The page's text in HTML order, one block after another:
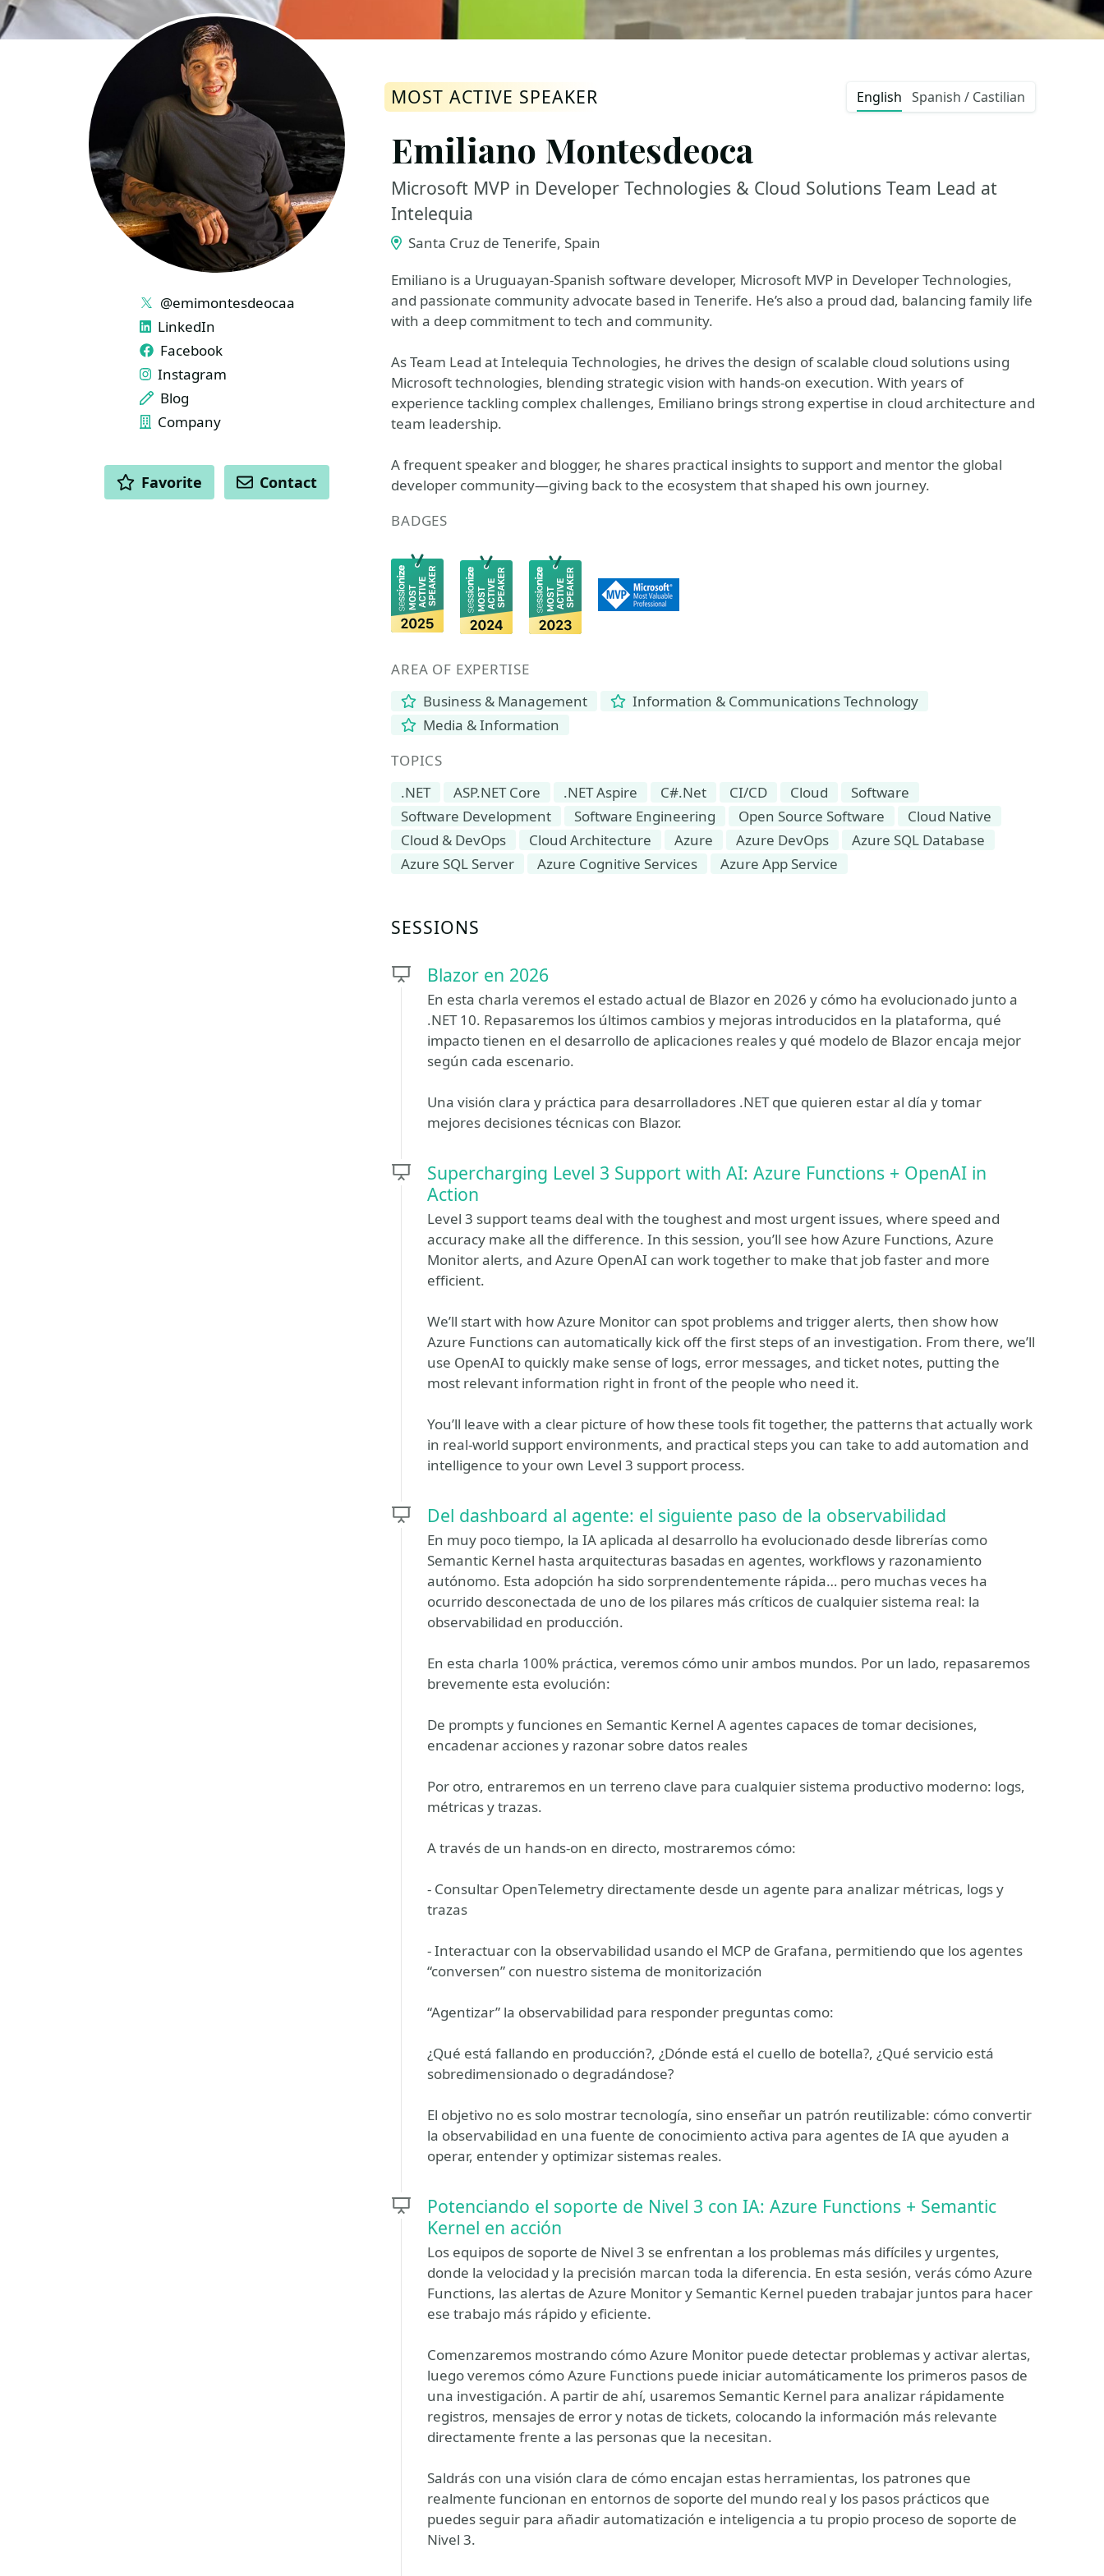
MOST ACTIVE SPEAKER English Spanish / Castilian
Emiliano Montesdeoca
Microsoft MVP in Developer Technologies & Cloud Solutions Team Lead at
Intelequia
Santa Cruz de Tenerife, Spain
Emiliano is a Uruguayan-Spanish software developer, Microsoft MVP in Developer Technologies,
and passionate community advocate based in Tenerife. He’s also a proud dad, balancing family life
with a deep commitment to tech and community.
As Team Lead at Intelequia Technologies, he drives the design of scalable cloud solutions using
Microsoft technologies, blending strategic vision with hands-on execution. With years of
experience tackling complex challenges, Emiliano brings strong expertise in cloud architecture and
team leadership.
A frequent speaker and blogger, he shares practical insights to support and mentor the global
developer community—giving back to the ecosystem that shaped his own journey.
BADGES
AREA OF EXPERTISE
Business & Management
Information & Communications Technology
Media & Information
TOPICS
.NET
ASP.NET Core .NET Aspire C#.Net CI/CD Cloud
Software
Software Development
Software Engineering Open Source Software
Cloud Native
Cloud & DevOps
Cloud Architecture Azure Azure DevOps
Azure SQL Database
Azure SQL Server
Azure Cognitive Services Azure App Service
SESSIONS
Blazor en 2026
En esta charla veremos el estado actual de Blazor en 2026 y cómo ha evolucionado junto a
.NET 10. Repasaremos los últimos cambios y mejoras introducidos en la plataforma, qué
impacto tienen en el desarrollo de aplicaciones reales y qué modelo de Blazor encaja mejor
según cada escenario.
Una visión clara y práctica para desarrolladores .NET que quieren estar al día y tomar
mejores decisiones técnicas con Blazor.
Supercharging Level 3 Support with AI: Azure Functions + OpenAI in
Action
Level 3 support teams deal with the toughest and most urgent issues, where speed and
accuracy make all the difference. In this session, you’ll see how Azure Functions, Azure
Monitor alerts, and Azure OpenAI can work together to make that job faster and more
efficient.
We’ll start with how Azure Monitor can spot problems and trigger alerts, then show how
Azure Functions can automatically kick off the first steps of an investigation. From there, we’ll
use OpenAI to quickly make sense of logs, error messages, and ticket notes, putting the
most relevant information right in front of the people who need it.
You’ll leave with a clear picture of how these tools fit together, the patterns that actually work
in real-world support environments, and practical steps you can take to add automation and
intelligence to your own Level 3 support process.
Del dashboard al agente: el siguiente paso de la observabilidad
En muy poco tiempo, la IA aplicada al desarrollo ha evolucionado desde librerías como
Semantic Kernel hasta arquitecturas basadas en agentes, workflows y razonamiento
autónomo. Esta adopción ha sido sorprendentemente rápida… pero muchas veces ha
ocurrido desconectada de uno de los pilares más críticos de cualquier sistema real: la
observabilidad en producción.
En esta charla 100% práctica, veremos cómo unir ambos mundos. Por un lado, repasaremos
brevemente esta evolución:
De prompts y funciones en Semantic Kernel A agentes capaces de tomar decisiones,
encadenar acciones y razonar sobre datos reales
Por otro, entraremos en un terreno clave para cualquier sistema productivo moderno: logs,
métricas y trazas.
A través de un hands-on en directo, mostraremos cómo:
- Consultar OpenTelemetry directamente desde un agente para analizar métricas, logs y
trazas
- Interactuar con la observabilidad usando el MCP de Grafana, permitiendo que los agentes
“conversen” con nuestro sistema de monitorización
“Agentizar” la observabilidad para responder preguntas como:
¿Qué está fallando en producción?, ¿Dónde está el cuello de botella?, ¿Qué servicio está
sobredimensionado o degradándose?
El objetivo no es solo mostrar tecnología, sino enseñar un patrón reutilizable: cómo convertir
la observabilidad en una fuente de conocimiento activa para agentes de IA que ayuden a
operar, entender y optimizar sistemas reales.
Potenciando el soporte de Nivel 3 con IA: Azure Functions + Semantic
Kernel en acción
Los equipos de soporte de Nivel 3 se enfrentan a los problemas más difíciles y urgentes,
donde la velocidad y la precisión marcan toda la diferencia. En esta sesión, verás cómo Azure
Functions, las alertas de Azure Monitor y Semantic Kernel pueden trabajar juntos para hacer
ese trabajo más rápido y eficiente.
Comenzaremos mostrando cómo Azure Monitor puede detectar problemas y activar alertas,
luego veremos cómo Azure Functions puede iniciar automáticamente los primeros pasos de
una investigación. A partir de ahí, usaremos Semantic Kernel para analizar rápidamente
registros, mensajes de error y notas de tickets, colocando la información más relevante
directamente frente a las personas que la necesitan.
Saldrás con una visión clara de cómo encajan estas herramientas, los patrones que
realmente funcionan en entornos de soporte del mundo real y los pasos prácticos que
puedes seguir para añadir automatización e inteligencia a tu propio proceso de soporte de
Nivel 3.
LINKS
@emimontesdeocaa
LinkedIn
Facebook
Instagram
Blog
Company
ACTIONS
Favorite Contact